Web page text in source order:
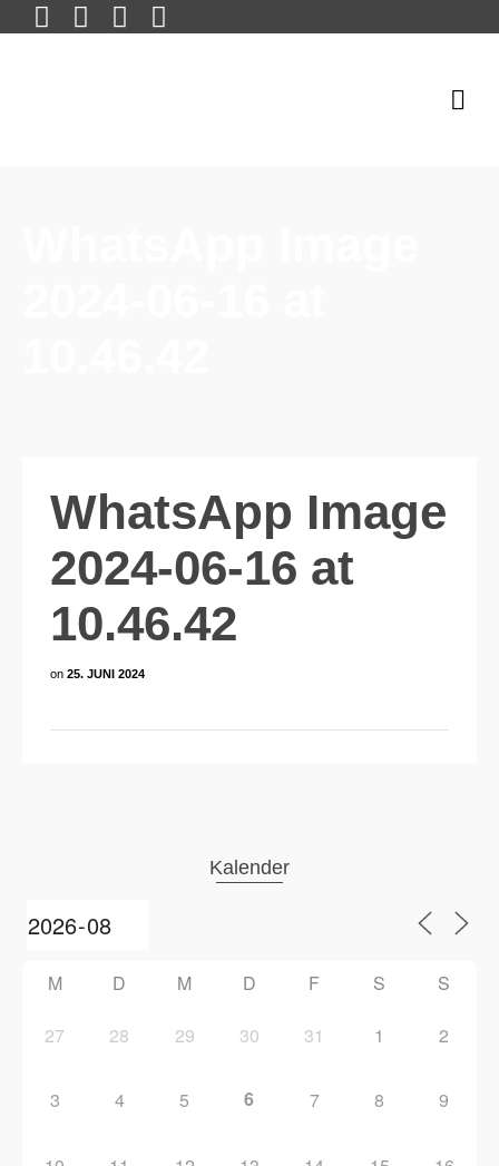
WhatsApp Image
2024-06-16 at
10.46.42
on 25. JUNI 2024
Kalender
M D M D F S S
27 28 29 30 31 1 2
3 4 5 6 7 8 9